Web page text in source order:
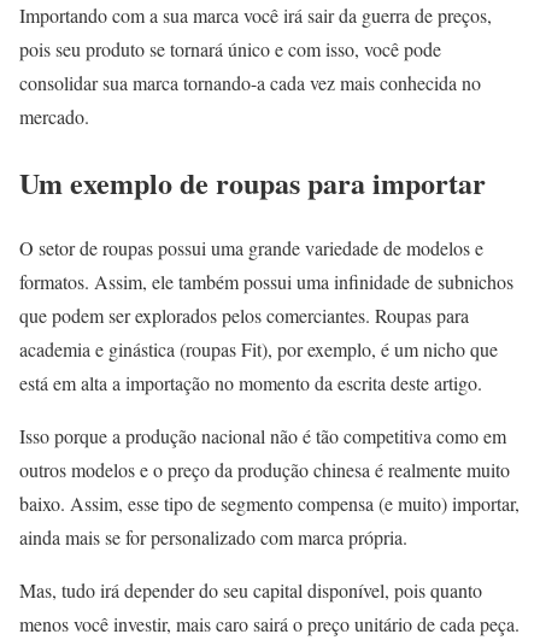
Importando com a sua marca você irá sair da guerra de preços,
pois seu produto se tornará único e com isso, você pode
consolidar sua marca tornando-a cada vez mais conhecida no
mercado.
Um exemplo de roupas para importar
O setor de roupas possui uma grande variedade de modelos e
formatos. Assim, ele também possui uma infinidade de subnichos
que podem ser explorados pelos comerciantes. Roupas para
academia e ginástica (roupas Fit), por exemplo, é um nicho que
está em alta a importação no momento da escrita deste artigo.
Isso porque a produção nacional não é tão competitiva como em
outros modelos e o preço da produção chinesa é realmente muito
baixo. Assim, esse tipo de segmento compensa (e muito) importar,
ainda mais se for personalizado com marca própria.
Mas, tudo irá depender do seu capital disponível, pois quanto
menos você investir, mais caro sairá o preço unitário de cada peça.